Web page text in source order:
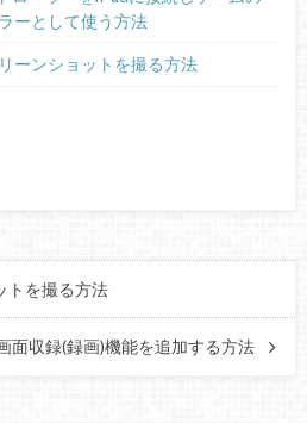
ーとして使う方法
ーンショットを撮る方法
トを撮る方法
面収録(録画)機能を追加する方法